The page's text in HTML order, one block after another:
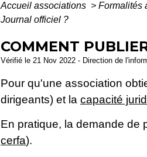
Accueil associations > Formalités
Journal officiel ?
COMMENT
Vérifié le 21 Nov 2022 - Direction de
Pour qu'une association
dirigeants) et la capacité
En pratique, la demande de
cerfa).